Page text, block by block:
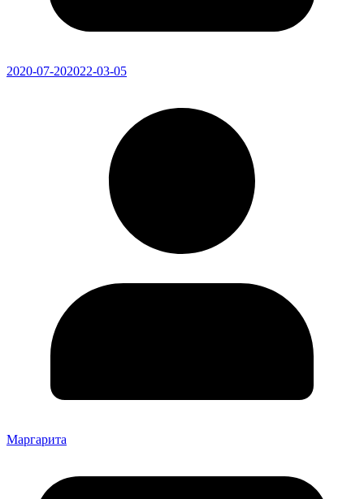
2020-07-202022-03-05
Маргарита